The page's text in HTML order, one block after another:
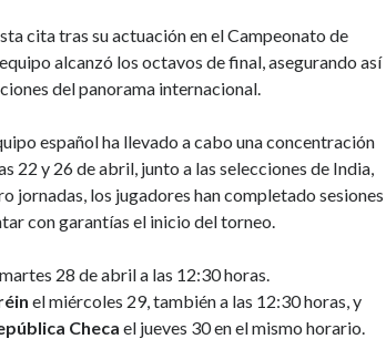
cita tras su actuación en el Campeonato de
alcanzó los octavos de final, asegurando así
del panorama internacional.
español ha llevado a cabo una concentración
22 y 26 de abril, junto a las selecciones de India,
jornadas, los jugadores han completado sesiones
con garantías el inicio del torneo.
28 de abril a las 12:30 horas.
el miércoles 29, también a las 12:30 horas, y
Checa el jueves 30 en el mismo horario.